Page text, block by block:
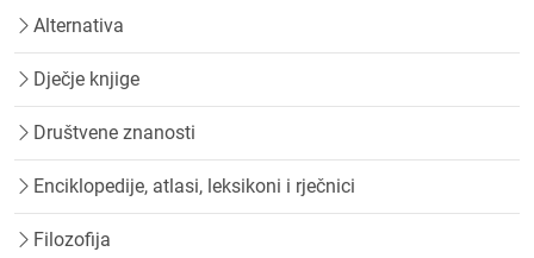
Alternativa
Dječje knjige
Društvene znanosti
Enciklopedije, atlasi, leksikoni i rječnici
Filozofija